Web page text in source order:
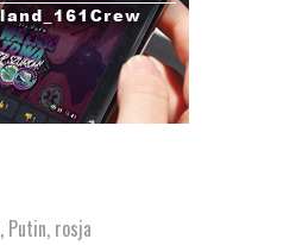
, Putin, rosja